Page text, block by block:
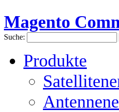
Magento
Suche:
Produkte